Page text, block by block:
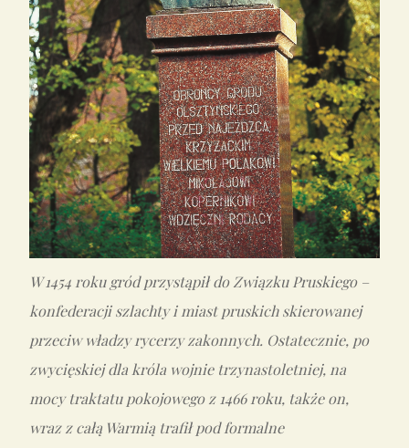
W 1454 roku gród przystąpił do Związku Pruskiego –
konfederacji szlachty i miast pruskich skierowanej
przeciw władzy rycerzy zakonnych. Ostatecznie, po
zwycięskiej dla króla wojnie trzynastoletniej, na
mocy traktatu pokojowego z 1466 roku, także on,
wraz z całą Warmią trafił pod formalne